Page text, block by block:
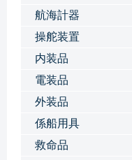
航海計器
操舵装置
内装品
電装品
外装品
係船用具
救命品